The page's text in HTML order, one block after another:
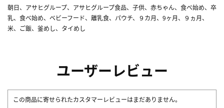
朝日、アサヒグループ、アサヒグループ食品、子供、赤ちゃん、食べ始め、卒
乳、食べ始め、ベビーフード、離乳食、パウチ、９カ月、9ヶ月、９ヵ月、
米、ご飯、釜めし、タイめし
ユーザーレビュー
この商品に寄せられたカスタマーレビューはまだありません。